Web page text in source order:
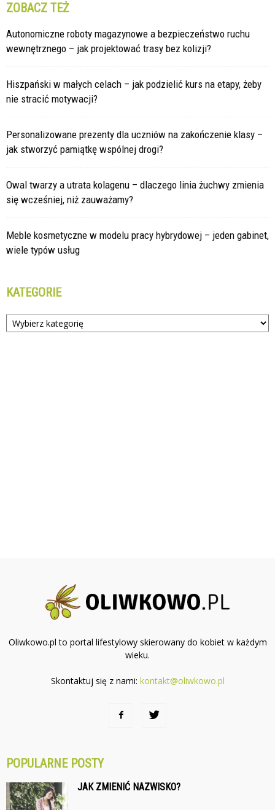
ZOBACZ TEŻ
Autonomiczne roboty magazynowe a bezpieczeństwo ruchu
wewnętrznego – jak projektować trasy bez kolizji?
Hiszpański w małych celach – jak podzielić kurs na etapy, żeby
nie stracić motywacji?
Personalizowane prezenty dla uczniów na zakończenie klasy –
jak stworzyć pamiątkę wspólnej drogi?
Owal twarzy a utrata kolagenu – dlaczego linia żuchwy zmienia
się wcześniej, niż zauważamy?
Meble kosmetyczne w modelu pracy hybrydowej – jeden gabinet,
wiele typów usług
KATEGORIE
Kategorie
Oliwkowo.pl to portal lifestylowy skierowany do kobiet w każdym
wieku.
Skontaktuj się z nami: kontakt@oliwkowo.pl
POPULARNE POSTY
JAK ZMIENIĆ NAZWISKO?